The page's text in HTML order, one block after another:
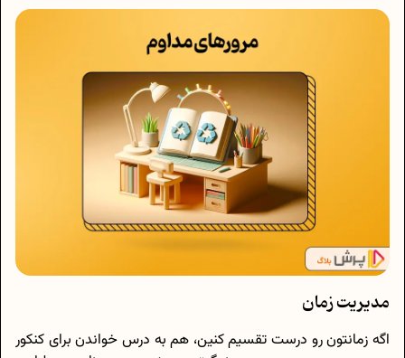
مدیریت زمان
اگه زمانتون رو درست تقسیم کنین، هم به درس خواندن برای کنکور